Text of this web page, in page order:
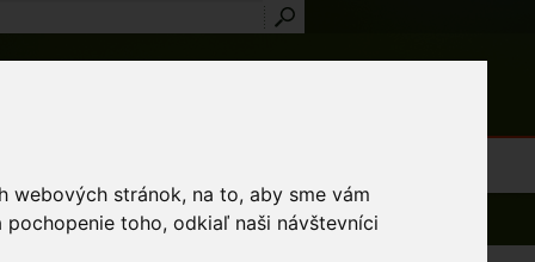
webových stránok, na to, aby sme vám
toho, odkiaľ naši návštevníci